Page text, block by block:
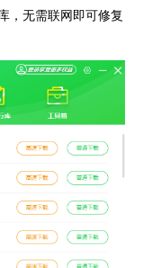
，无需联网即可修复